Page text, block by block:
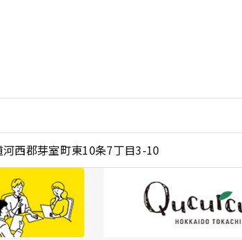
西郡芽室町東10条7丁目3-10